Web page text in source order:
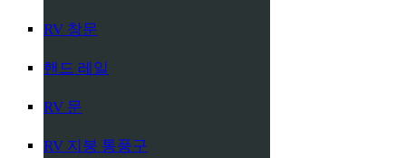
RV 창문
핸드 레일
RV 문
RV 지붕 통풍구